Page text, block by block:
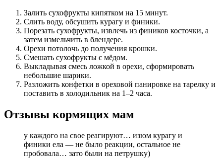
Залить сухофрукты кипятком на 15 минут.
Слить воду, обсушить курагу и финики.
Порезать сухофрукты, извлечь из фиников косточки, а
затем измельчить в блендере.
Орехи потолочь до получения крошки.
Смешать сухофрукты с мёдом.
Выкладывая смесь ложкой в орехи, сформировать
небольшие шарики.
Разложить конфетки в ореховой панировке на тарелку и
поставить в холодильник на 1–2 часа.
Отзывы кормящих мам
у каждого на свое реагируют… изюм курагу и
финики ела — не было реакции, остальное не
пробовала… зато были на петрушку)